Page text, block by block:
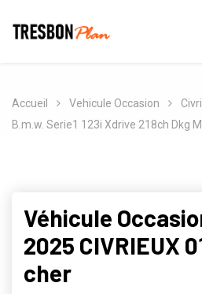
Accueil Vehicule Occasion
B.m.w. Serie1 123i Xdrive 218ch Dkg
Véhicule
2025 CIVRIEUX
cher